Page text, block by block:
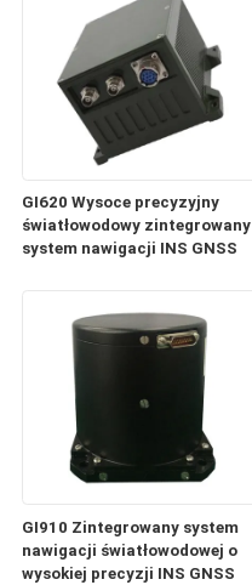
GI620 Wysoce precyzyjny
światłowodowy zintegrowany
system nawigacji INS GNSS
GI910 Zintegrowany system
nawigacji światłowodowej o
wysokiej precyzji INS GNSS